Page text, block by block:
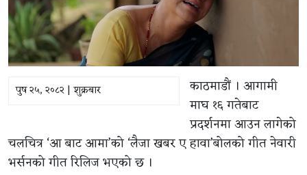
पुष २५, २०८२ | शुक्रबार
काठमाडौं । आगामी
माघ १६ गतेबाट
प्रदर्शनमा आउन लागेको
चलचित्र ‘आ बाट आमा’को ‘लैजा खबर ए हावा’बोलको गीत नेवारी
भर्सनको गीत रिलिज भएको छ ।